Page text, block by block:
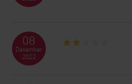
08
Desember
2022